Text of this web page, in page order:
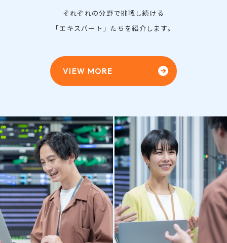
それぞれの分野で挑戦し続ける
「エキスパート」たちを紹介します。
VIEW MORE